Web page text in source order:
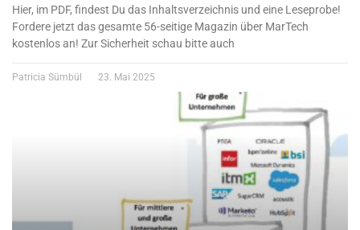
Hier, im PDF, findest Du das Inhaltsverzeichnis und eine Leseprobe!
Fordere jetzt das gesamte 56-seitige Magazin über MarTech
kostenlos an! Zur Sicherheit schau bitte auch
Patricia Sümbül 23. Mai 2025